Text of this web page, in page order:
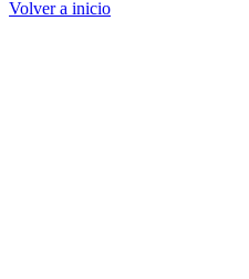
Volver a inicio